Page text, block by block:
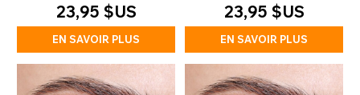
23,95 $US
EN SAVOIR PLUS
23,95 $US
EN SAVOIR PLUS